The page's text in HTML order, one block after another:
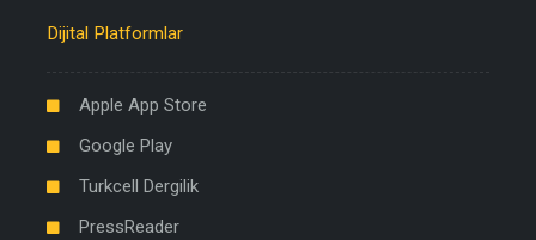
Dijital Platformlar
Apple App Store
Google Play
Turkcell Dergilik
PressReader